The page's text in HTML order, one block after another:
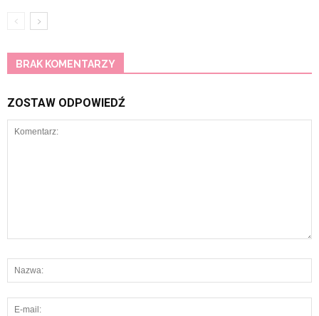
BRAK KOMENTARZY
ZOSTAW ODPOWIEDŹ